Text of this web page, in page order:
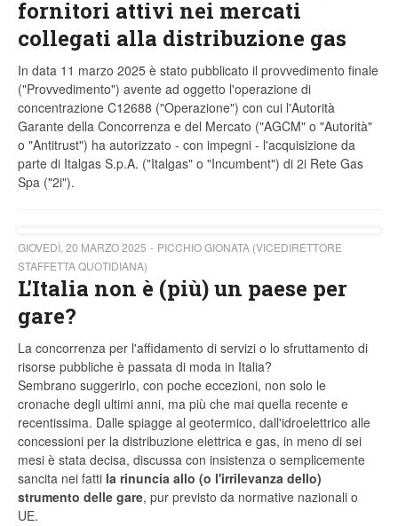
fornitori attivi nei mercati
collegati alla distribuzione gas
In data 11 marzo 2025 è stato pubblicato il provvedimento finale
("Provvedimento") avente ad oggetto l'operazione di
concentrazione C12688 ("Operazione") con cui l'Autorità
Garante della Concorrenza e del Mercato ("AGCM" o "Autorità"
o "Antitrust") ha autorizzato - con impegni - l'acquisizione da
parte di Italgas S.p.A. ("Italgas" o "Incumbent") di 2i Rete Gas
Spa ("2i").
GIOVEDÌ, 20 MARZO 2025
PICCHIO GIONATA (VICEDIRETTORE
STAFFETTA QUOTIDIANA)
L'Italia non è (più) un paese per
gare?
La concorrenza per l'affidamento di servizi o lo sfruttamento di
risorse pubbliche è passata di moda in Italia?
Sembrano suggerirlo, con poche eccezioni, non solo le
cronache degli ultimi anni, ma più che mai quella recente e
recentissima. Dalle spiagge al geotermico, dall'idroelettrico alle
concessioni per la distribuzione elettrica e gas, in meno di sei
mesi è stata decisa, discussa con insistenza o semplicemente
sancita nei fatti la rinuncia allo (o l'irrilevanza dello)
strumento delle gare, pur previsto da normative nazionali o
UE.